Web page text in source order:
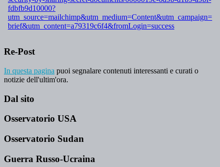
Re-Post
In questa pagina puoi segnalare contenuti interessanti e curati o
notizie dell'ultim'ora.
Dal sito
Osservatorio USA
Osservatorio Sudan
Guerra Russo-Ucraina